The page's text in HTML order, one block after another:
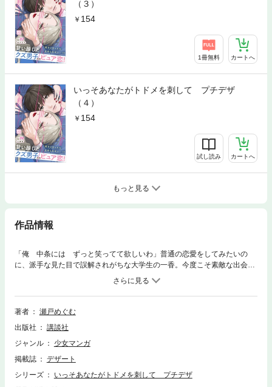
（３）
154
1冊無料 カートへ
いっそあなたがトドメを刺して プチデザ
（４）
154
試し読み カートへ
もっと見る
作品情報
「俺 中条には ずっと笑ってて欲しいわ」普通の恋愛をしてみたいの
に、派手な見た目で誤解されがちな大学生の一香。今度こそ素敵な出会い
を…と参加した飲み会で、親切にしてくれた航生と知り合う。趣味が合っ
て、話すのが楽しくて、そのままの自分をいいねと言ってくれた航生に惹
かれていくけれど、彼には秘密が――!?甘い顔したクズ男子との難易度高
すぎピュアラブ、開幕！【ep.01 理想の恋 収録】
著者
瀬戸めぐむ
出版社
講談社
ジャンル
少女マンガ
掲載誌
デザート
シリーズ
いっそあなたがトドメを刺して プチデザ